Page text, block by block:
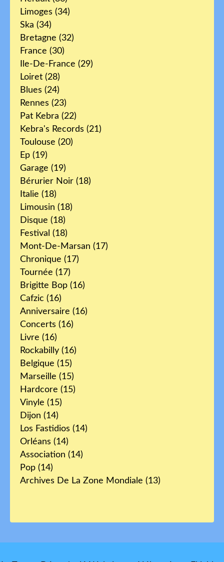
Limoges (34)
Ska (34)
Bretagne (32)
France (30)
Ile-De-France (29)
Loiret (28)
Blues (24)
Rennes (23)
Pat Kebra (22)
Kebra's Records (21)
Toulouse (20)
Ep (19)
Garage (19)
Bérurier Noir (18)
Italie (18)
Limousin (18)
Disque (18)
Festival (18)
Mont-De-Marsan (17)
Chronique (17)
Tournée (17)
Brigitte Bop (16)
Cafzic (16)
Anniversaire (16)
Concerts (16)
Livre (16)
Rockabilly (16)
Belgique (15)
Marseille (15)
Hardcore (15)
Vinyle (15)
Dijon (14)
Los Fastidios (14)
Orléans (14)
Association (14)
Pop (14)
Archives De La Zone Mondiale (13)